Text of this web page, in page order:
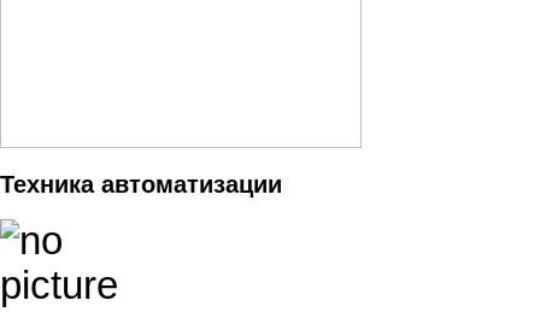
Техника автоматизации